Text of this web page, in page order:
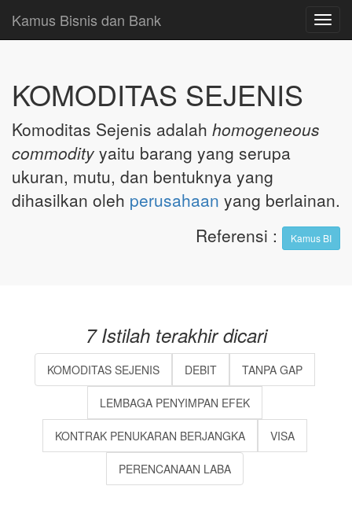
Kamus Bisnis dan Bank
KOMODITAS SEJENIS
Komoditas Sejenis adalah homogeneous
commodity yaitu barang yang serupa
ukuran, mutu, dan bentuknya yang
dihasilkan oleh perusahaan yang berlainan.
Referensi : Kamus BI
7 Istilah terakhir dicari
KOMODITAS SEJENIS DEBIT TANPA GAP
LEMBAGA PENYIMPAN EFEK
KONTRAK PENUKARAN BERJANGKA VISA
PERENCANAAN LABA